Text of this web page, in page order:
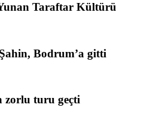
Taraftar Kültürü
Bodrum’a gitti
zorlu turu geçti